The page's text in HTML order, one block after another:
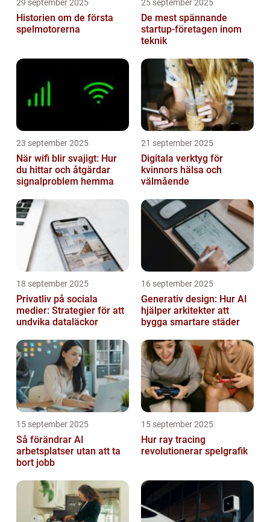
29 september 2025
Historien om de första
spelmotorerna
25 september 2025
De mest spännande
startup-företagen inom
teknik
23 september 2025
När wifi blir svajigt: Hur
du hittar och åtgärdar
signalproblem hemma
21 september 2025
Digitala verktyg för
kvinnors hälsa och
välmående
18 september 2025
Privatliv på sociala
medier: Strategier för att
undvika dataläckor
16 september 2025
Generativ design: Hur AI
hjälper arkitekter att
bygga smartare städer
15 september 2025
Så förändrar AI
arbetsplatser utan att ta
bort jobb
15 september 2025
Hur ray tracing
revolutionerar spelgrafik